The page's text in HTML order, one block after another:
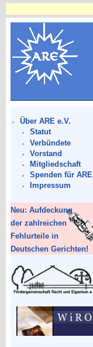
Über ARE e.V.
Statut
Verbündete
Vorstand
Mitgliedschaft
Spenden für ARE
Impressum
Neu: Aufdeckung
der zahlreichen
Fehlurteile in
Deutschen Gerichten!